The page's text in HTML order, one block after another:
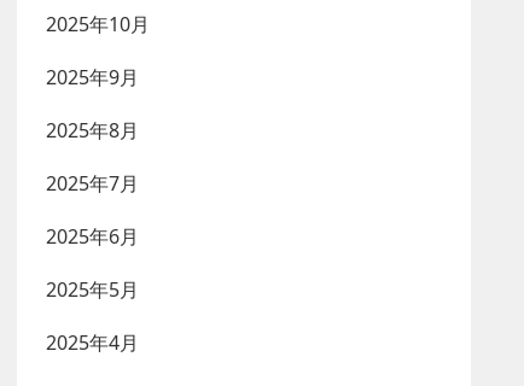
2025年10月
2025年9月
2025年8月
2025年7月
2025年6月
2025年5月
2025年4月